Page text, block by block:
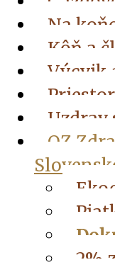
Na
Kôň a
Výcvik
Uzdrav
OZ
2%